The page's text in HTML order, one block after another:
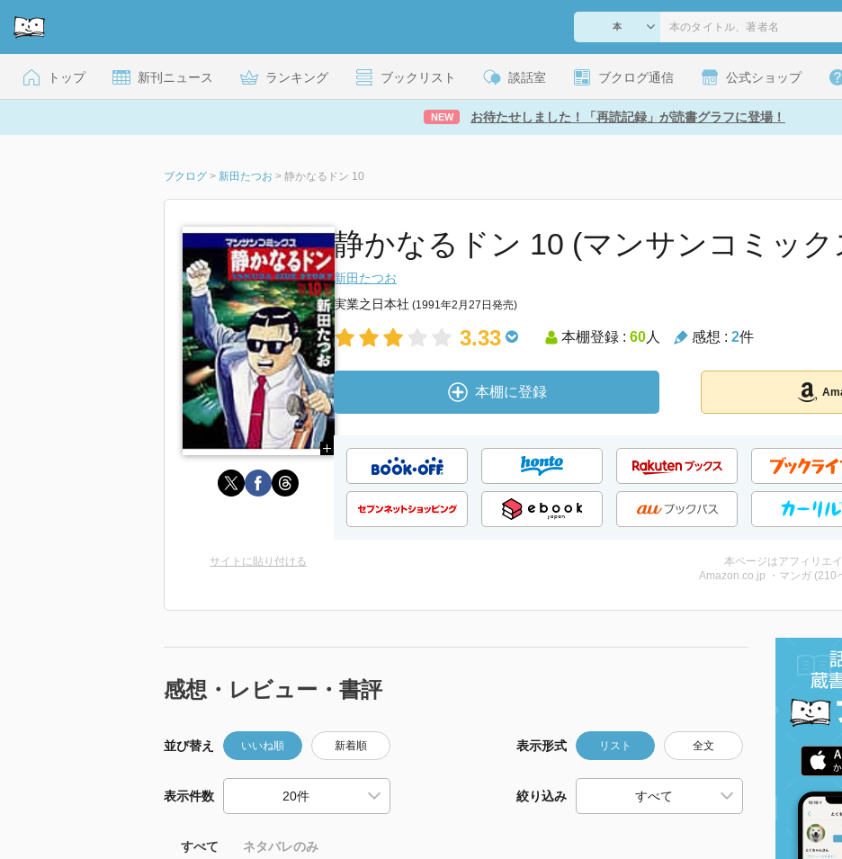
トップ 新刊ニュース ランキング ブックリスト 談話室 ブクログ通信 公式ショップ
NEW お待たせしました！「再読記録」が読書グラフに登場！
ブクログ > 新田たつお > 静かなるドン 10
静かなるドン 10 (マンサンコミック
新田たつお
実業之日本社 (1991年2月27日発売)
3.33 本棚登録 : 60人 感想 : 2件
本棚に登録
サイトに貼り付ける
本ページはアフィリエ
Amazon.co.jp ・マンガ (210
感想・レビュー・書評
並び替え いいね順 新着順 表示形式 リスト 全文
表示件数 絞り込み
すべて ネタバレのみ